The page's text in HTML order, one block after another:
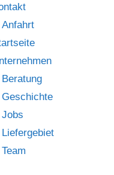
Anfahrt
Beratung
Geschichte
Jobs
Liefergebiet
Team